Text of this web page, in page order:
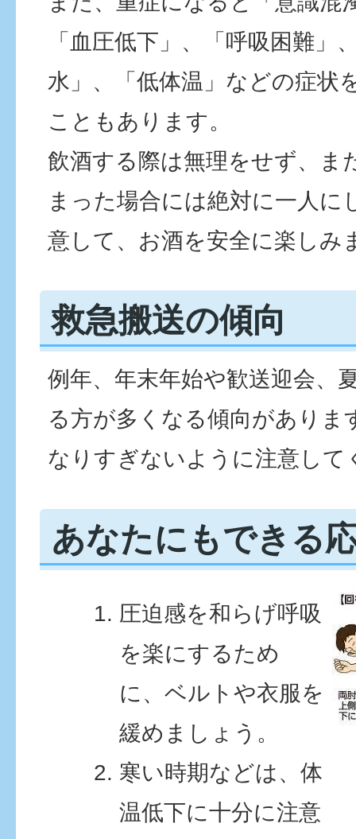
「血圧低下」、「呼吸困難」
水」、「低体温」などの症状
こともあります。
飲酒する際は無理をせず、ま
まった場合には絶対に一人に
意して、お酒を安全に楽しみ
救急搬送の傾向
例年、年末年始や歓送迎会、
る方が多くなる傾向がありま
なりすぎないように注意して
あなたにもできる
圧迫感を和らげ呼吸
を楽にするため
に、ベルトや衣服を
緩めましょう。
寒い時期などは、体
温低下に十分に注意